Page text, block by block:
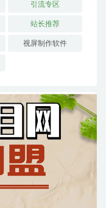
引流专区
站长推荐
视屏制作软件